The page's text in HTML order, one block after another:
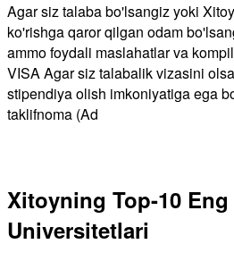
Agar siz talaba bo'lsangiz yoki
ko'rishga qaror qilgan odam
ammo foydali maslahatlar va
VISA Agar siz talabalik vizasini
stipendiya olish imkoniyatiga ega
taklifnoma (Ad
Xitoyning Top-10
Universitetlari